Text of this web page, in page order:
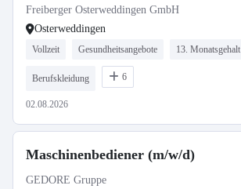
Freiberger Osterweddingen GmbH
Osterweddingen
Vollzeit Gesundheitsangebote 13. Monatsgehalt
Berufskleidung 6
02.08.2026
Maschinenbediener (m/w/d)
GEDORE Gruppe